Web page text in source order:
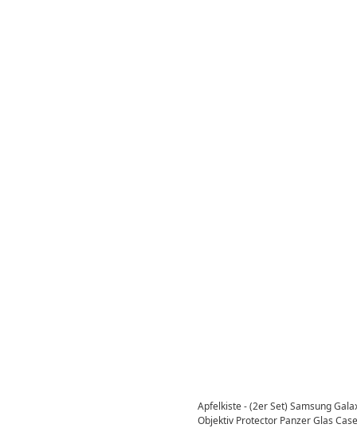
Apfelkiste - (2er Set) Samsung
Objektiv Protector Panzer Glas